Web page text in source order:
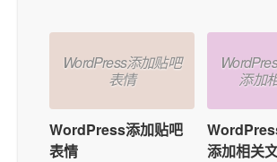
WordPress添加贴吧
表情
WordPress添加贴吧
表情
添加
添加相关